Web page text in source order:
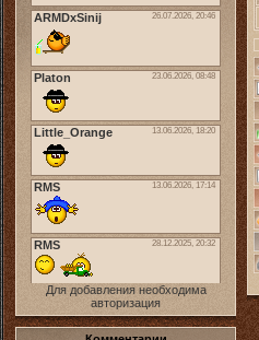
Для добавления необходима
авторизация